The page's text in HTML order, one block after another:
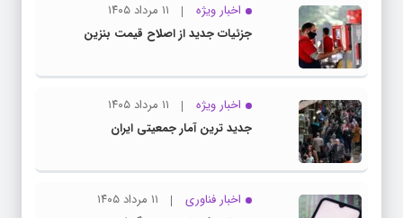
اخبار ویژه
۱۱ مرداد ۱۴۰۵
جزئیات جدید از اصلاح قیمت بنزین
اخبار ویژه
۱۱ مرداد ۱۴۰۵
جدید ترین آمار جمعیتی ایران
اخبار فناوری
۱۱ مرداد ۱۴۰۵